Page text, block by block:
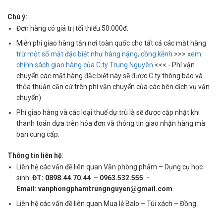
Chú ý:
Đơn hàng có giá trị tối thiểu 50.000đ.
Miễn phí giao hàng tận nơi toàn quốc cho tất cả các mặt hàng
trừ một số mặt đặc biệt như hàng nặng, cồng kềnh >>>xem
chính sách giao hàng của C.ty Trung Nguyên <<< - Phí vận
chuyển các mặt hàng đặc biệt này sẽ được C.ty thông báo và
thỏa thuận căn cứ trên phí vận chuyển của các bên dịch vụ vận
chuyển).
Phí giao hàng và các loại thuế dự trù là sẽ được cập nhật khi
thanh toán dựa trên hóa đơn và thông tin giao nhận hàng mà
bạn cung cấp.
Thông tin liên hệ:
Liên hệ các vấn đề liên quan Văn phòng phẩm – Dụng cụ học
sinh:ĐT: 0898.44.70.44 – 0963.532.555 -
Email: vanphongphamtrungnguyen@gmail.com
Liên hệ các vấn đề liên quan Mua lẻ Balo – Túi xách – Đồng